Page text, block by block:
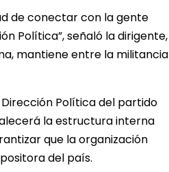
de conectar con la gente
Política”, señaló la dirigente,
mantiene entre la militancia
Política del partido
la estructura interna
que la organización
del país.